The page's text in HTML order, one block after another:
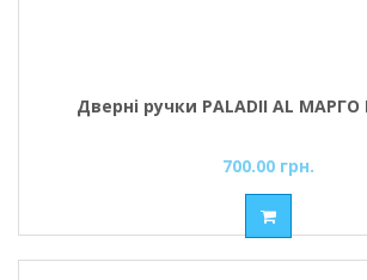
Дверні ручки PALADII AL МАРГО
700.00 грн.